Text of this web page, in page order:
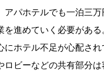
パホテルでも一泊三
進めていく必要がある
ホテル不足が心配さ
ビーなどの共有部分